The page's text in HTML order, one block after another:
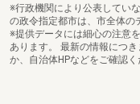
※行政機関により公表してい
の政令指定都市は、市全体の
※提供データには細心の注意
あります。 最新の情報につ
か、自治体HPなどをご確認く